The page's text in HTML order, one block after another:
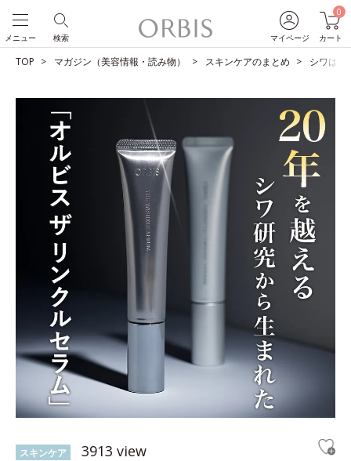
マイページ
0
カート
検索
メニュー
TOP マガジン（美容情報・読み物） スキンケアのまとめ シワは
スキンケア 3913 view